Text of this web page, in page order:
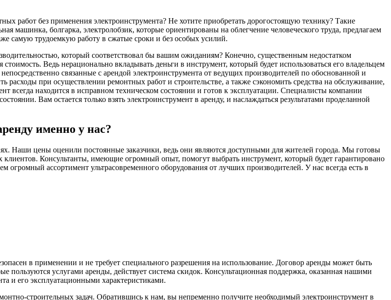
работ без применения электроинструмента? Не хотите приобретать дорогостоящую технику? Такие
машинка, болгарка, электролобзик, которые ориентированы на облегчение человеческого труда, предлагаем
самую трудоемкую работу в сжатые сроки и без особых усилий.
который соответствовал бы вашим ожиданиям? Конечно, существенным недостатком
Ведь нерационально вкладывать деньги в инструмент, который будет использоваться его владельцем
связанные с арендой электроинструмента от ведущих производителей по обоснованной и
расходы при осуществлении ремонтных работ и строительстве, а также сэкономить средства на обслуживание,
всегда находится в исправном техническом состоянии и готов к эксплуатации. Специалисты компании
Вам остается только взять электроинструмент в аренду, и наслаждаться результатами проделанной
именно у нас?
Наши цены оценили постоянные заказчики, ведь они являются доступными для жителей города. Мы готовы
Консультанты, имеющие огромный опыт, помогут выбрать инструмент, который будет гарантировано
огромный ассортимент ультрасовременного оборудования от лучших производителей. У нас всегда есть в
в применении и не требует специального разрешения на использование. Договор аренды может быть
услугами аренды, действует система скидок. Консультационная поддержка, оказанная нашими
и его эксплуатационными характеристиками.
строительных задач. Обратившись к нам, вы непременно получите необходимый электроинструмент в